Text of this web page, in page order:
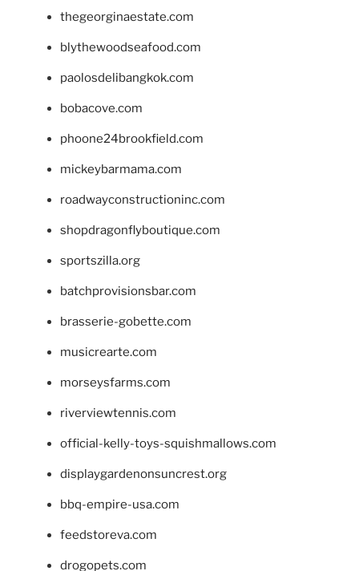
thegeorginaestate.com
blythewoodseafood.com
paolosdelibangkok.com
bobacove.com
phoone24brookfield.com
mickeybarmama.com
roadwayconstructioninc.com
shopdragonflyboutique.com
sportszilla.org
batchprovisionsbar.com
brasserie-gobette.com
musicrearte.com
morseysfarms.com
riverviewtennis.com
official-kelly-toys-squishmallows.com
displaygardenonsuncrest.org
bbq-empire-usa.com
feedstoreva.com
drogopets.com